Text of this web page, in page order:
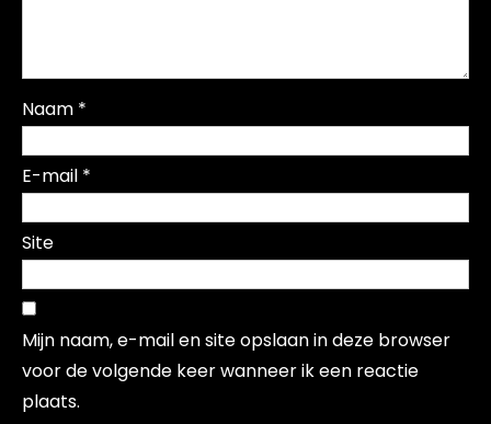
Naam *
E-mail *
Site
Mijn naam, e-mail en site opslaan in deze browser
voor de volgende keer wanneer ik een reactie
plaats.